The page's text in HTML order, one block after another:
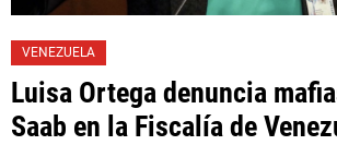
VENEZUELA
Luisa Ortega denuncia
Saab en la Fiscalía de